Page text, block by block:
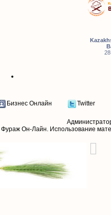
Бизнес Онлайн Twitter
Фураж Он-Лайн. Использование